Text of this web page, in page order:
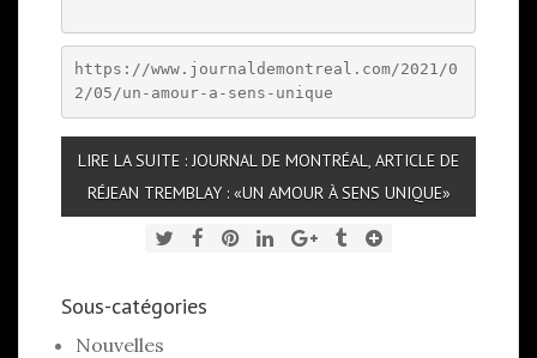
https://www.journaldemontreal.com/2021/0
2/05/un-amour-a-sens-unique
LIRE LA SUITE : JOURNAL DE MONTRÉAL, ARTICLE DE
RÉJEAN TREMBLAY : «UN AMOUR À SENS UNIQUE»
Sous-catégories
Nouvelles